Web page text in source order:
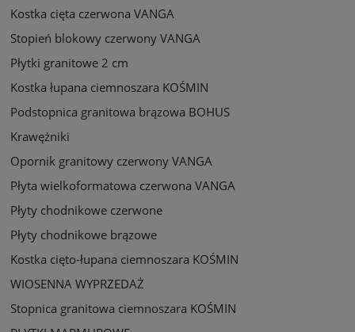
Kostka cięta czerwona VANGA
Stopień blokowy czerwony VANGA
Płytki granitowe 2 cm
Kostka łupana ciemnoszara KOŚMIN
Podstopnica granitowa brązowa BOHUS
Krawężniki
Opornik granitowy czerwony VANGA
Płyta wielkoformatowa czerwona VANGA
Płyty chodnikowe czerwone
Płyty chodnikowe brązowe
Kostka cięto-łupana ciemnoszara KOŚMIN
WIOSENNA WYPRZEDAŻ
Stopnica granitowa ciemnoszara KOŚMIN